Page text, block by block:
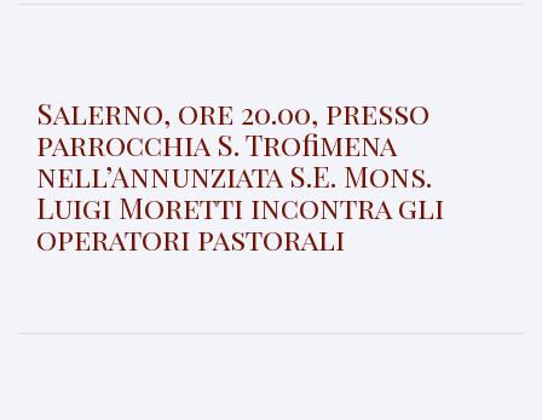
Salerno, ore 20.00, presso
parrocchia S. Trofimena
nell’Annunziata S.E. Mons.
Luigi Moretti incontra gli
operatori pastorali